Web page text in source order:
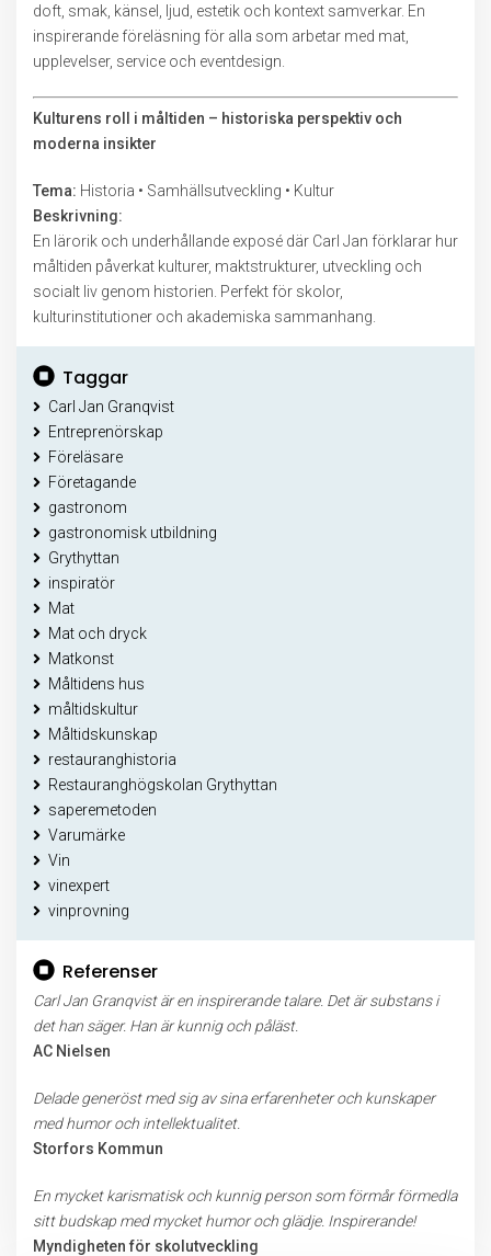
doft, smak, känsel, ljud, estetik och kontext samverkar. En
inspirerande föreläsning för alla som arbetar med mat,
upplevelser, service och eventdesign.
Kulturens roll i måltiden – historiska perspektiv och
moderna insikter
Tema: Historia • Samhällsutveckling • Kultur
Beskrivning:
En lärorik och underhållande exposé där Carl Jan förklarar hur
måltiden påverkat kulturer, maktstrukturer, utveckling och
socialt liv genom historien. Perfekt för skolor,
kulturinstitutioner och akademiska sammanhang.
Taggar
Carl Jan Granqvist
Entreprenörskap
Föreläsare
Företagande
gastronom
gastronomisk utbildning
Grythyttan
inspiratör
Mat
Mat och dryck
Matkonst
Måltidens hus
måltidskultur
Måltidskunskap
restauranghistoria
Restauranghögskolan Grythyttan
saperemetoden
Varumärke
Vin
vinexpert
vinprovning
Referenser
Carl Jan Granqvist är en inspirerande talare. Det är substans i
det han säger. Han är kunnig och påläst.
AC Nielsen
Delade generöst med sig av sina erfarenheter och kunskaper
med humor och intellektualitet.
Storfors Kommun
En mycket karismatisk och kunnig person som förmår förmedla
sitt budskap med mycket humor och glädje. Inspirerande!
Myndigheten för skolutveckling